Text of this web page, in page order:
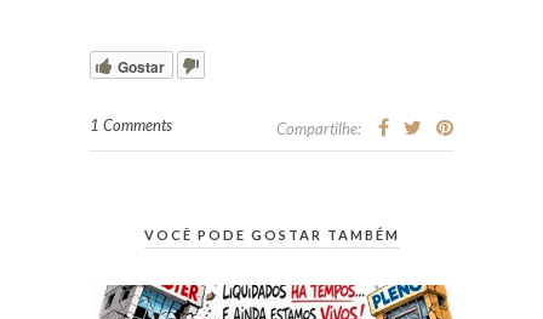
Gostar
1 Comments Compartilhe:
VOCÊ PODE GOSTAR TAMBÉM